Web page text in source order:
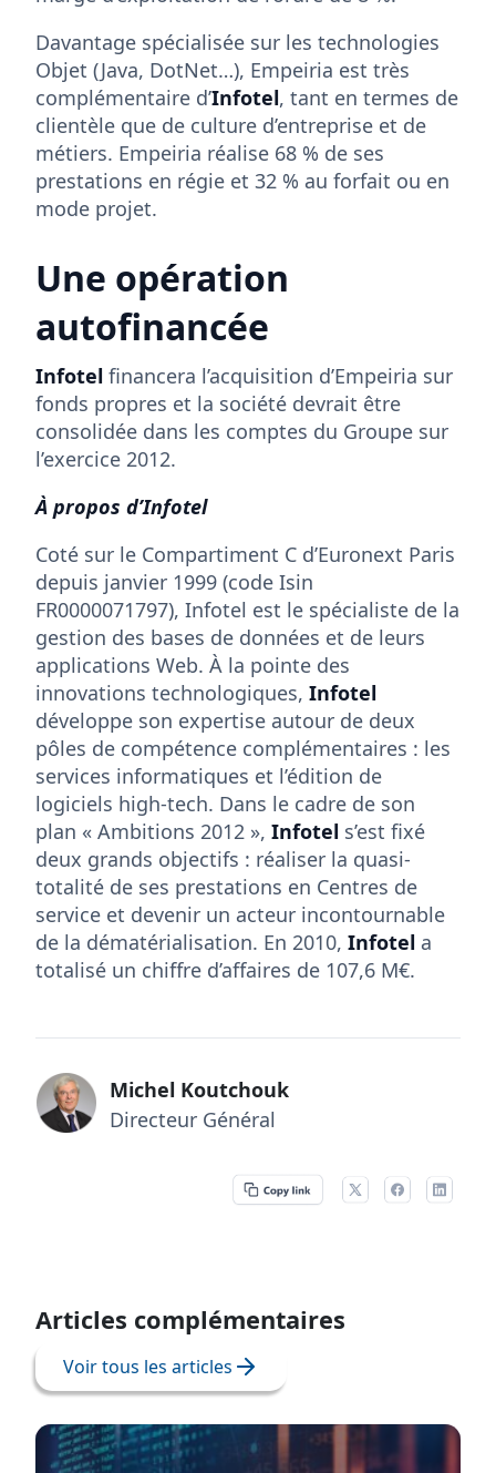
Davantage spécialisée sur les technologies
Objet (Java, DotNet…), Empeiria est très
complémentaire d’Infotel, tant en termes de
clientèle que de culture d’entreprise et de
métiers. Empeiria réalise 68 % de ses
prestations en régie et 32 % au forfait ou en
mode projet.
Une opération
autofinancée
Infotel financera l’acquisition d’Empeiria sur
fonds propres et la société devrait être
consolidée dans les comptes du Groupe sur
l’exercice 2012.
À propos d’Infotel
Coté sur le Compartiment C d’Euronext Paris
depuis janvier 1999 (code Isin
FR0000071797), Infotel est le spécialiste de la
gestion des bases de données et de leurs
applications Web. À la pointe des
innovations technologiques, Infotel
développe son expertise autour de deux
pôles de compétence complémentaires : les
services informatiques et l’édition de
logiciels high-tech. Dans le cadre de son
plan « Ambitions 2012 », Infotel s’est fixé
deux grands objectifs : réaliser la quasi-
totalité de ses prestations en Centres de
service et devenir un acteur incontournable
de la dématérialisation. En 2010, Infotel a
totalisé un chiffre d’affaires de 107,6 M€.
Michel Koutchouk
Directeur Général
Articles complémentaires
Voir tous les articles